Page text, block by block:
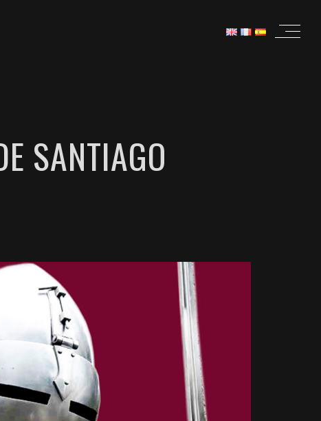
SANTIAGO